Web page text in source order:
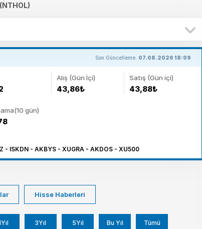
Son Güncelleme: 07.08.2026 18:09
Alış (Gün İçi)
43,86₺
Satış (Gün içi)
43,88₺
gün)
ISKDN - AKBYS - XUGRA - AKDOS - XU500
Hisse Haberleri
3Yıl 5Yıl Bu Yıl Tümü